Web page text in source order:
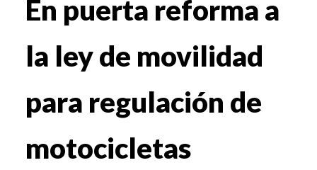
En puerta reforma a
la ley de movilidad
para regulación de
motocicletas